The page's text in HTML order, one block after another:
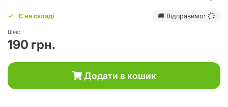
Є на складі 🚚 Відправимо:
Ціна:
190 грн.
Додати в кошик